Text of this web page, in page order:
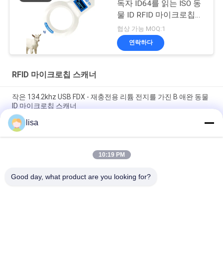
독자 ID64를 읽는 ISO 동
물 ID RFID 마이크로칩
스캐너
협상 가능 MOQ:1
연락하다
RFID 마이크로칩 스캐너
작은 134.2khz USB FDX - 재충전용 리튬 전지를 가진 B 애완 동물
ID 마이크로칩 스캐너
가축 / 애완 식별을 위한 134.2대 킬로 헤르츠 RFID 마이크로칩 동
물 스캐너
소형 ICAR는 애완 동물 Rfid 독자 동물성 마이크로칩 읽는
lisa
10:19 PM
Good day, what product are you looking for?